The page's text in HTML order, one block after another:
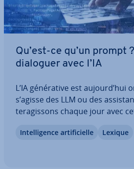
Qu’est-ce qu’un prompt
dialoguer avec l’IA
L’IA gé­né­ra­tive est aujourd’hui
s’agisse des LLM ou des
te­ra­gis­sons chaque jour avec
dépendent des prompts. Mais
In­tel­li­gence ar­ti­fi­cielle Lexique